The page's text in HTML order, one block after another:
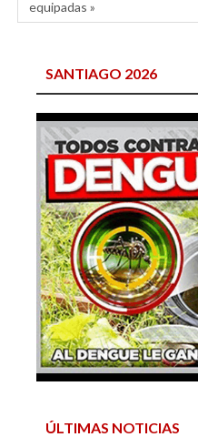
equipadas »
SANTIAGO 2026
ÚLTIMAS NOTICIAS